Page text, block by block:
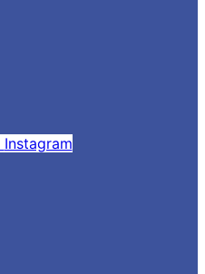
Instagram